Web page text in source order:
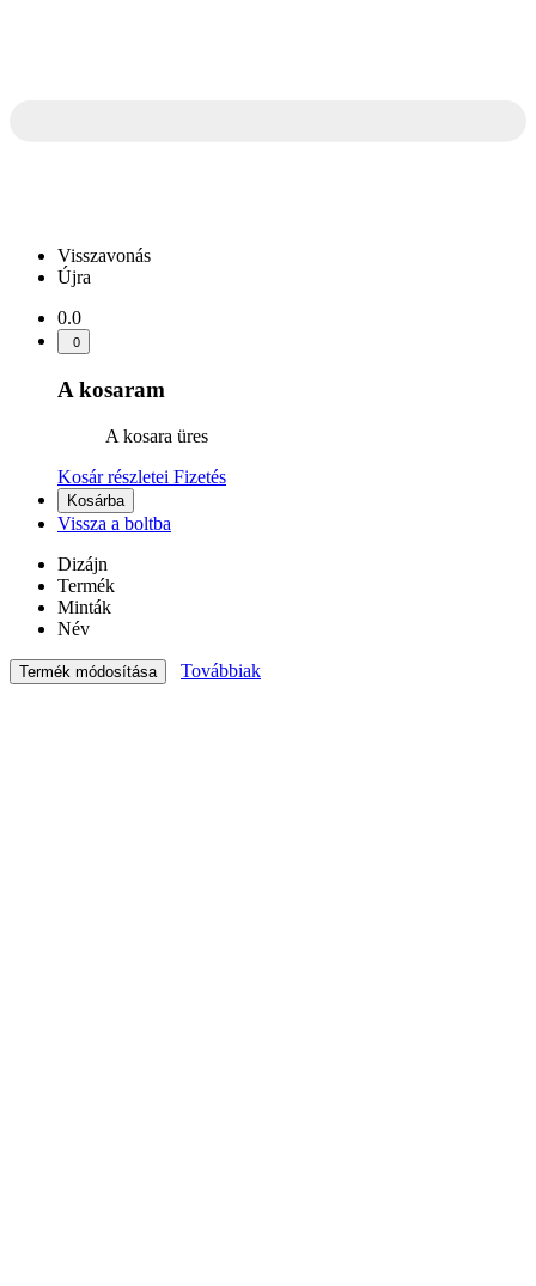
Visszavonás
Újra
0.0
0
A kosaram
A kosara üres
Kosár részletei Fizetés
Kosárba
Vissza a boltba
Dizájn
Termék
Minták
Név
Termék módosítása Továbbiak